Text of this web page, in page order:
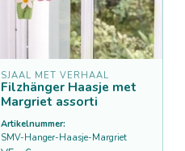
SJAAL MET VERHAAL
Filzhänger Haasje met
Margriet assorti
Artikelnummer:
SMV-Hanger-Haasje-Margriet